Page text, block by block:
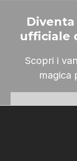
ufficiale
Scopri i
magica